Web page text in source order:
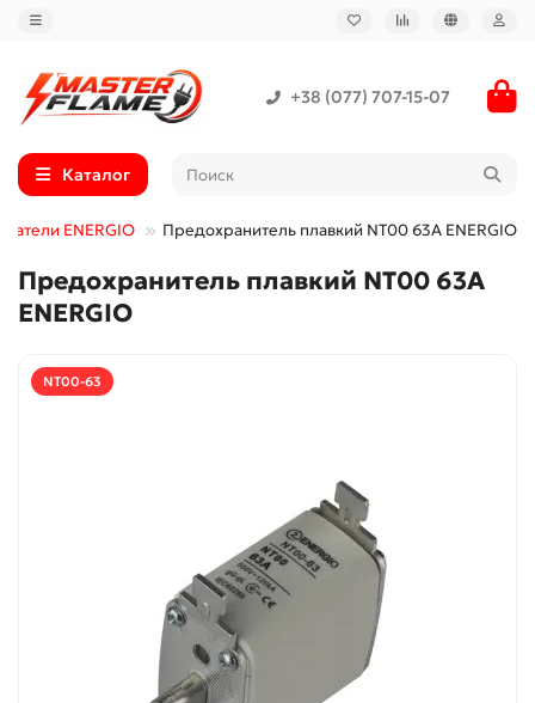
+38 (077) 707-15-07
Каталог
ENERGIO Предохранитель плавкий NT00 63А ENERGIO
Предохранитель плавкий NT00 63А
ENERGIO
NT00-63